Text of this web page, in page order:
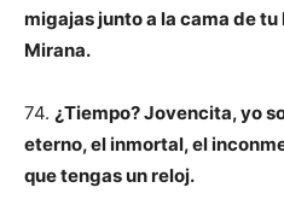
migajas junto a la cama de
Mirana.
74. ¿Tiempo? Jovencita, yo
eterno, el inmortal, el
que tengas un reloj.